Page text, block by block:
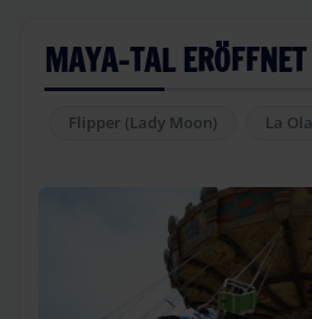
MAYA-TAL ERÖFFNET
Flipper (Lady Moon) La Ola